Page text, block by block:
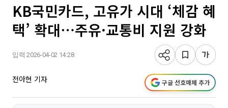
KB국민카드, 고유가 시대 ‘체감 혜
택’ 확대⋯주유·교통비 지원 강화
입력 2026-04-02 14:28
전아현 기자 구글 선호매체 추가